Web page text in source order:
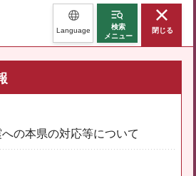
Language
検索
メニュー
閉じる
の本県の対応等について